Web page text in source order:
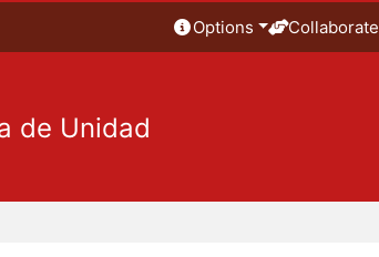
Options Collaborate
de Unidad